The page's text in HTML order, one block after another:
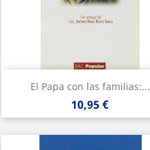
El Papa con las familias:...
Precio
10,95 €